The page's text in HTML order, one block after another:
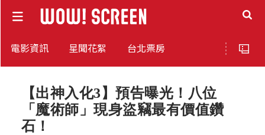
電影資訊 星聞花絮 台北票房
【出神入化3】預告曝光！八位
「魔術師」現身盜竊最有價值鑽
石！